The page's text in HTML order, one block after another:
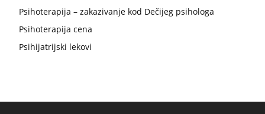
Psihoterapija – zakazivanje kod Dečijeg psihologa
Psihoterapija cena
Psihijatrijski lekovi